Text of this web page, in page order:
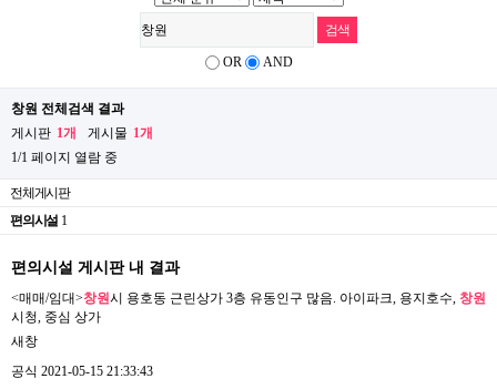
OR AND
창원 전체검색 결과
게시판 1개 게시물 1개
1/1 페이지 열람 중
전체게시판
편의시설 1
편의시설 게시판 내 결과
<매매/임대>창원시 용호동 근린상가 3층 유동인구 많음. 아이파크, 용지호수, 창원
시청, 중심 상가
새창
공식 2021-05-15 21:33:43